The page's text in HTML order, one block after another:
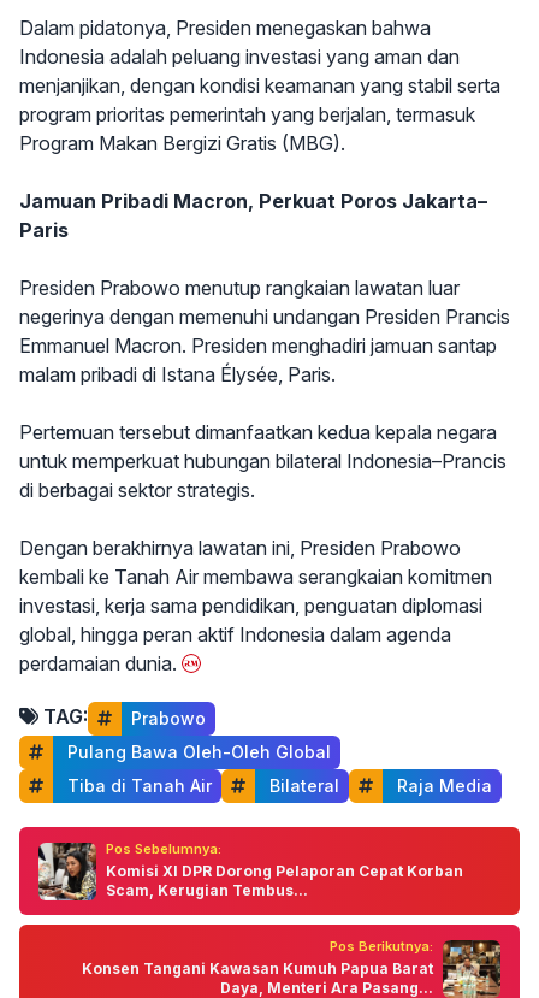
Dalam pidatonya, Presiden menegaskan bahwa
Indonesia adalah peluang investasi yang aman dan
menjanjikan, dengan kondisi keamanan yang stabil serta
program prioritas pemerintah yang berjalan, termasuk
Program Makan Bergizi Gratis (MBG).
Jamuan Pribadi Macron, Perkuat Poros Jakarta–
Paris
Presiden Prabowo menutup rangkaian lawatan luar
negerinya dengan memenuhi undangan Presiden Prancis
Emmanuel Macron. Presiden menghadiri jamuan santap
malam pribadi di Istana Élysée, Paris.
Pertemuan tersebut dimanfaatkan kedua kepala negara
untuk memperkuat hubungan bilateral Indonesia–Prancis
di berbagai sektor strategis.
Dengan berakhirnya lawatan ini, Presiden Prabowo
kembali ke Tanah Air membawa serangkaian komitmen
investasi, kerja sama pendidikan, penguatan diplomasi
global, hingga peran aktif Indonesia dalam agenda
perdamaian dunia.
TAG:
Prabowo
Pulang Bawa Oleh-Oleh Global
Tiba di Tanah Air
Bilateral Raja Media
Pos Sebelumnya:
Komisi XI DPR Dorong Pelaporan Cepat Korban
Scam, Kerugian Tembus...
Pos Berikutnya:
Konsen Tangani Kawasan Kumuh Papua Barat
Daya, Menteri Ara Pasang...